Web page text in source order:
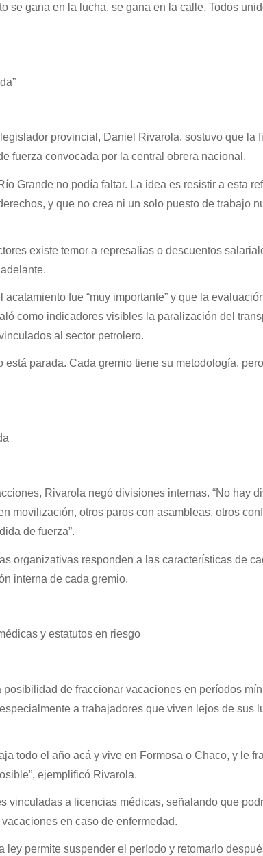
se gana en la lucha, se gana en la calle. Todos
provincial, Daniel Rivarola, sostuvo que la
fuerza convocada por la central obrera nacional.
Grande no podía faltar. La idea es resistir a esta
y que no crea ni un solo puesto de trabajo
existe temor a represalias o descuentos
fue “muy importante” y que la
como indicadores visibles la paralización del
al sector petrolero.
está parada. Cada gremio tiene su metodología,
Rivarola negó divisiones internas. “No hay
movilización, otros paros con asambleas, otros
de fuerza”.
organizativas responden a las características de
interna de cada gremio.
y estatutos en riesgo
de fraccionar vacaciones en períodos
a trabajadores que viven lejos de sus
todo el año acá y vive en Formosa o Chaco, y le
ejemplificó Rivarola.
vinculadas a licencias médicas, señalando que
en caso de enfermedad.
ley permite suspender el período y retomarlo